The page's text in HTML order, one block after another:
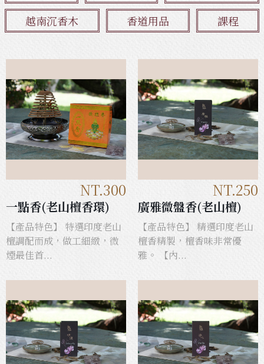
越南沉香木
香道用品 課程
NT.300
一點香(老山檀香環)
【產品特色】 特選印度老山
檀調配而成，做工細緻，微
煙最佳首...
NT.250
廣雅微盤香(老山檀)
【產品特色】 精選印度老山
檀香精製，檀香味非常優
雅。 【內...